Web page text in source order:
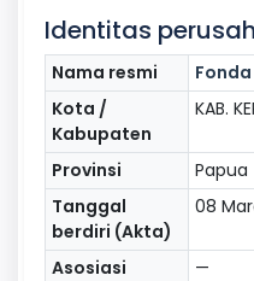
Identitas
Nama resmi
Kota /
Kabupaten
KAB.
Provinsi
Papua
Tanggal
berdiri (Akta)
08
Asosiasi
—